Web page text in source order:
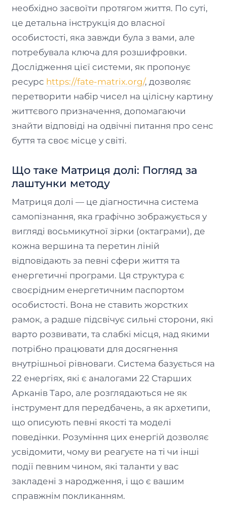
необхідно засвоїти протягом життя. По суті,
це детальна інструкція до власної
особистості, яка завжди була з вами, але
потребувала ключа для розшифровки.
Дослідження цієї системи, як пропонує
ресурс https://fate-matrix.org/, дозволяє
перетворити набір чисел на цілісну картину
життєвого призначення, допомагаючи
знайти відповіді на одвічні питання про сенс
буття та своє місце у світі.
Що таке Матриця долі: Погляд за
лаштунки методу
Матриця долі — це діагностична система
самопізнання, яка графічно зображується у
вигляді восьмикутної зірки (октаграми), де
кожна вершина та перетин ліній
відповідають за певні сфери життя та
енергетичні програми. Ця структура є
своєрідним енергетичним паспортом
особистості. Вона не ставить жорстких
рамок, а радше підсвічує сильні сторони, які
варто розвивати, та слабкі місця, над якими
потрібно працювати для досягнення
внутрішньої рівноваги. Система базується на
22 енергіях, які є аналогами 22 Старших
Арканів Таро, але розглядаються не як
інструмент для передбачень, а як архетипи,
що описують певні якості та моделі
поведінки. Розуміння цих енергій дозволяє
усвідомити, чому ви реагуєте на ті чи інші
події певним чином, які таланти у вас
закладені з народження, і що є вашим
справжнім покликанням.